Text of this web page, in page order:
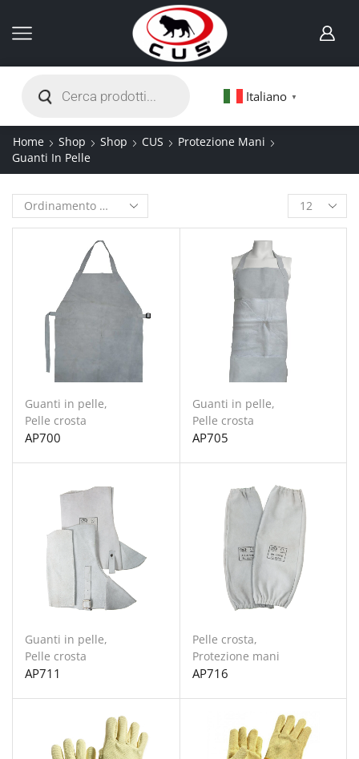
Italiano ▼
Home Shop Shop CUS
Protezione Mani
Guanti In Pelle
Guanti in pelle,
Pelle crosta
AP700
Guanti in pelle,
Pelle crosta
AP705
Guanti in pelle,
Pelle crosta
AP711
Pelle crosta,
Protezione mani
AP716